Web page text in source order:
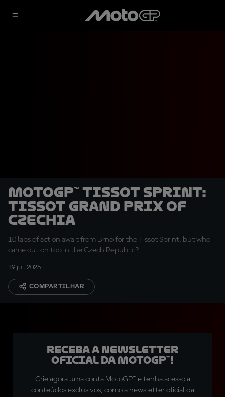
MotoGP™ Tissot Sprint:
Tissot Grand Prix of
Czechia
10 laps of action await from Brno for the Tissot Sprint, but who
came out on top in the Czech Republic?
19 jul. 2025
COMPARTILHAR
Receba a newsletter
oficial da MotoGP™!
Crie agora uma conta MotoGP™ e tenha acesso a
conteúdos exclusivos, como a newsletter oficial da